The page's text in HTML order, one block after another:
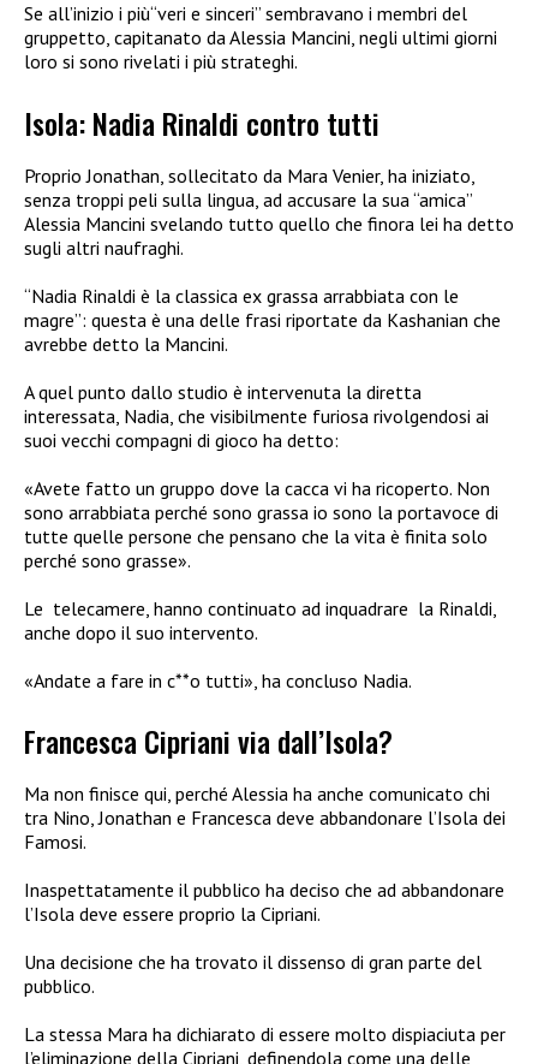
Se all’inizio i più“veri e sinceri” sembravano i membri del
gruppetto, capitanato da Alessia Mancini, negli ultimi giorni
loro si sono rivelati i più strateghi.
Isola: Nadia Rinaldi contro tutti
Proprio Jonathan, sollecitato da Mara Venier, ha iniziato,
senza troppi peli sulla lingua, ad accusare la sua “amica”
Alessia Mancini svelando tutto quello che finora lei ha detto
sugli altri naufraghi.
“Nadia Rinaldi è la classica ex grassa arrabbiata con le
magre”: questa è una delle frasi riportate da Kashanian che
avrebbe detto la Mancini.
A quel punto dallo studio è intervenuta la diretta
interessata, Nadia, che visibilmente furiosa rivolgendosi ai
suoi vecchi compagni di gioco ha detto:
«Avete fatto un gruppo dove la cacca vi ha ricoperto. Non
sono arrabbiata perché sono grassa io sono la portavoce di
tutte quelle persone che pensano che la vita è finita solo
perché sono grasse».
Le telecamere, hanno continuato ad inquadrare la Rinaldi,
anche dopo il suo intervento.
«Andate a fare in c**o tutti», ha concluso Nadia.
Francesca Cipriani via dall’Isola?
Ma non finisce qui, perché Alessia ha anche comunicato chi
tra Nino, Jonathan e Francesca deve abbandonare l’Isola dei
Famosi.
Inaspettatamente il pubblico ha deciso che ad abbandonare
l’Isola deve essere proprio la Cipriani.
Una decisione che ha trovato il dissenso di gran parte del
pubblico.
La stessa Mara ha dichiarato di essere molto dispiaciuta per
l’eliminazione della Cipriani, definendola come una delle